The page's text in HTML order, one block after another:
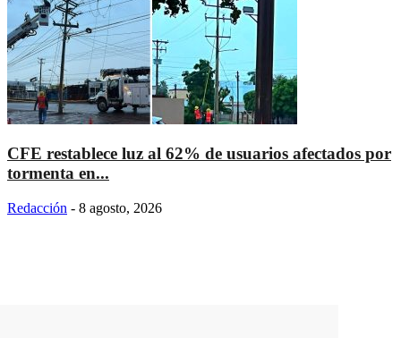
CFE restablece luz al 62% de usuarios afectados por
tormenta en...
Redacción - 8 agosto, 2026